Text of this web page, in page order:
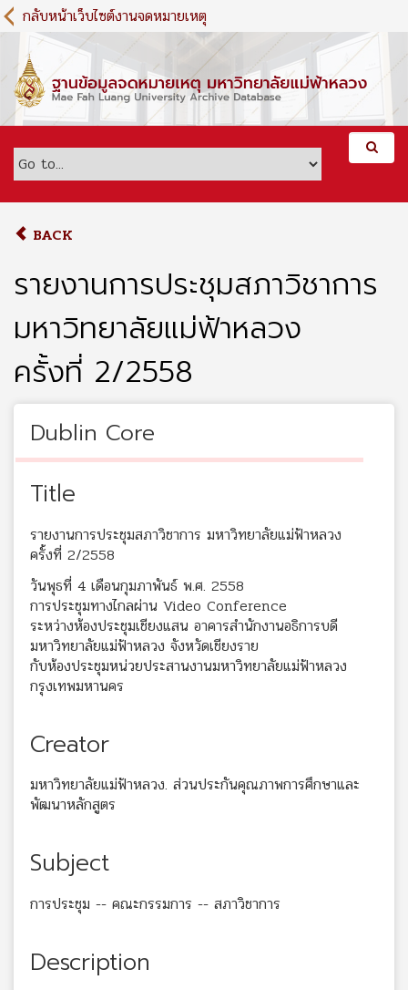
S
k
m
c
กลับหน้าเว็บไซต์งานจดหมายเหตุ
BACK
รายงานการประชุมสภาวิชาการ
มหาวิทยาลัยแม่ฟ้าหลวง
ครั้งที่ 2/2558
Dublin Core
Title
รายงานการประชุมสภาวิชาการ มหาวิทยาลัยแม่ฟ้าหลวง
ครั้งที่ 2/2558
วันพุธที่ 4 เดือนกุมภาพันธ์ พ.ศ. 2558
การประชุมทางไกลผ่าน Video Conference
ระหว่างห้องประชุมเชียงแสน อาคารสำนักงานอธิการบดี
มหาวิทยาลัยแม่ฟ้าหลวง จังหวัดเชียงราย
กับห้องประชุมหน่วยประสานงานมหาวิทยาลัยแม่ฟ้าหลวง
กรุงเทพมหานคร
Creator
มหาวิทยาลัยแม่ฟ้าหลวง. ส่วนประกันคุณภาพการศึกษาและ
พัฒนาหลักสูตร
Subject
การประชุม -- คณะกรรมการ -- สภาวิชาการ
Description